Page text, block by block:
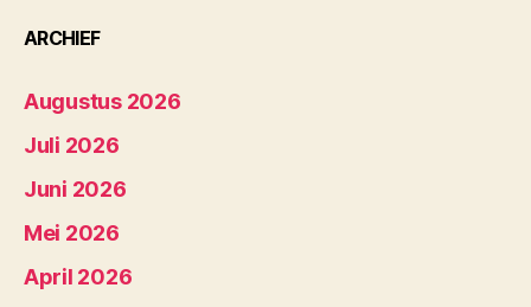
ARCHIEF
Augustus 2026
Juli 2026
Juni 2026
Mei 2026
April 2026